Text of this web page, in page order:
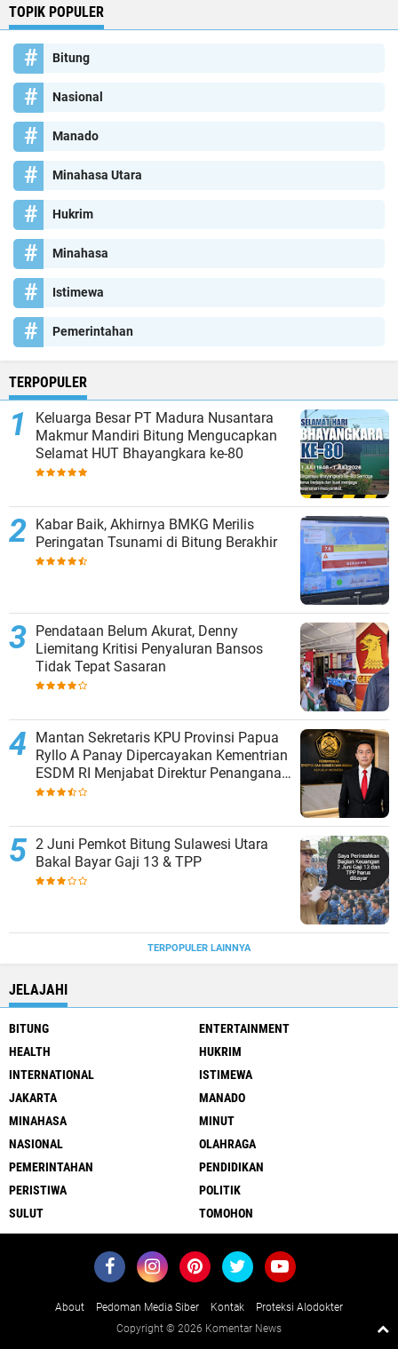
TOPIK POPULER
Bitung
Nasional
Manado
Minahasa Utara
Hukrim
Minahasa
Istimewa
Pemerintahan
TERPOPULER
Keluarga Besar PT Madura Nusantara
Makmur Mandiri Bitung Mengucapkan
Selamat HUT Bhayangkara ke-80
Kabar Baik, Akhirnya BMKG Merilis
Peringatan Tsunami di Bitung Berakhir
Pendataan Belum Akurat, Denny
Liemitang Kritisi Penyaluran Bansos
Tidak Tepat Sasaran
Mantan Sekretaris KPU Provinsi Papua
Ryllo A Panay Dipercayakan Kementrian
ESDM RI Menjabat Direktur Penanganan
Aset Barang Bukti
2 Juni Pemkot Bitung Sulawesi Utara
Bakal Bayar Gaji 13 & TPP
TERPOPULER LAINNYA
JELAJAHI
BITUNG
ENTERTAINMENT
HEALTH
HUKRIM
INTERNATIONAL
ISTIMEWA
JAKARTA
MANADO
MINAHASA
MINUT
NASIONAL
OLAHRAGA
PEMERINTAHAN
PENDIDIKAN
PERISTIWA
POLITIK
SULUT
TOMOHON
About Pedoman Media Siber Kontak
Proteksi Alodokter
Copyright © 2026 Komentar News